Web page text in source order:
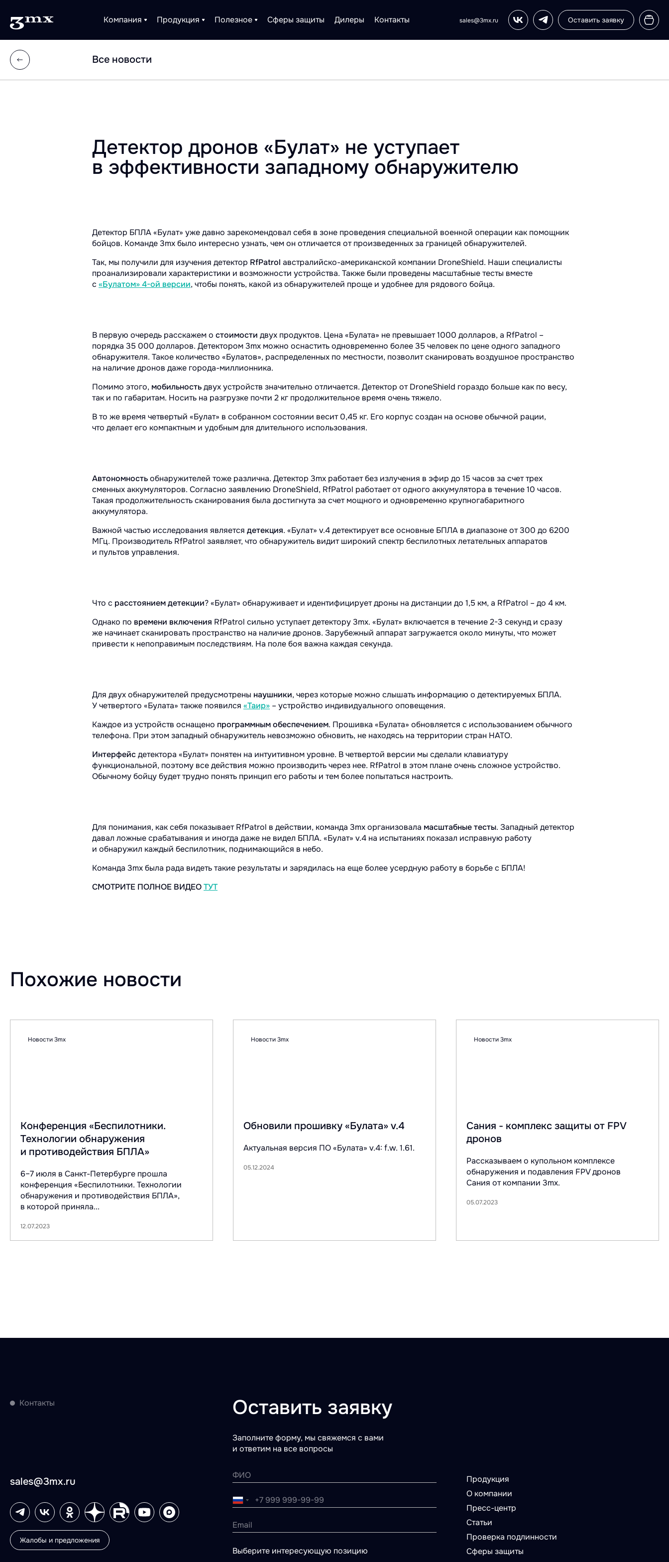
Компания Продукция Полезное Сферы защиты Дилеры Контакты sales@3mx.ru Оставить заявку
Все новости
Детектор дронов «Булат» не уступает
в эффективности западному обнаружителю
Детектор БПЛА «Булат» уже давно зарекомендовал себя в зоне проведения специальной военной операции как помощник
бойцов. Команде 3mx было интересно узнать, чем он отличается от произведенных за границей обнаружителей.
Так, мы получили для изучения детектор RfPatrol австралийско-американской компании DroneShield. Наши специалисты
проанализировали характеристики и возможности устройства. Также были проведены масштабные тесты вместе
с «Булатом» 4-ой версии, чтобы понять, какой из обнаружителей проще и удобнее для рядового бойца.
В первую очередь расскажем о стоимости двух продуктов. Цена «Булата» не превышает 1000 долларов, а RfPatrol –
порядка 35 000 долларов. Детектором 3mx можно оснастить одновременно более 35 человек по цене одного западного
обнаружителя. Такое количество «Булатов», распределенных по местности, позволит сканировать воздушное пространство
на наличие дронов даже города-миллионника.
Помимо этого, мобильностьдвух устройств значительно отличается. Детектор от DroneShield гораздо больше как по весу,
так и по габаритам. Носить на разгрузке почти 2 кг продолжительное время очень тяжело.
В то же время четвертый «Булат» в собранном состоянии весит 0,45 кг. Его корпус создан на основе обычной рации,
что делает его компактным и удобным для длительного использования.
Автономностьобнаружителей тоже различна. Детектор 3mx работает без излучения в эфир до 15 часов за счет трех
сменных аккумуляторов. Согласно заявлению DroneShield, RfPatrol работает от одного аккумулятора в течение 10 часов.
Такая продолжительность сканирования была достигнута за счет мощного и одновременно крупногабаритного
аккумулятора.
Важной частью исследования является детекция. «Булат» v.4 детектирует все основные БПЛА в диапазоне от 300 до 6200
МГц. Производитель RfPatrol заявляет, что обнаружитель видит широкий спектр беспилотных летательных аппаратов
и пультов управления.
Что с расстоянием детекции? «Булат» обнаруживает и идентифицирует дроны на дистанции до 1,5 км, а RfPatrol – до 4 км.
Однако по времени включения RfPatrol сильно уступает детектору 3mx. «Булат» включается в течение 2-3 секунд и сразу
же начинает сканировать пространство на наличие дронов. Зарубежный аппарат загружается около минуты, что может
привести к непоправимым последствиям. На поле боя важна каждая секунда.
Для двух обнаружителей предусмотрены наушники, через которые можно слышать информацию о детектируемых БПЛА.
У четвертого «Булата» также появился «Таир» – устройство индивидуального оповещения.
Каждое из устройств оснащено программным обеспечением. Прошивка «Булата» обновляется с использованием обычного
телефона. При этом западный обнаружитель невозможно обновить, не находясь на территории стран НАТО.
Интерфейсдетектора «Булат» понятен на интуитивном уровне. В четвертой версии мы сделали клавиатуру
функциональной, поэтому все действия можно производить через нее. RfPatrol в этом плане очень сложное устройство.
Обычному бойцу будет трудно понять принцип его работы и тем более попытаться настроить.
Для понимания, как себя показывает RfPatrol в действии, команда 3mx организовала масштабные тесты. Западный детектор
давал ложные срабатывания и иногда даже не видел БПЛА. «Булат» v.4 на испытаниях показал исправную работу
и обнаружил каждый беспилотник, поднимающийся в небо.
Команда 3mx была рада видеть такие результаты и зарядилась на еще более усердную работу в борьбе с БПЛА!
СМОТРИТЕ ПОЛНОЕ ВИДЕОТУТ
Похожие новости
Новости 3mx
Конференция «Беспилотники.
Технологии обнаружения
и противодействия БПЛА»
6–7 июля в Санкт-Петербурге прошла
конференция «Беспилотники. Технологии
обнаружения и противодействия БПЛА»,
в которой приняла...
12.07.2023
Новости 3mx
Обновили прошивку «Булата» v.4
Актуальная версия ПО «Булата» v.4: f.w. 1.61.
05.12.2024
Новости 3mx
Сания - комплекс защиты от FPV
дронов
Рассказываем о купольном комплексе
обнаружения и подавления FPV дронов
Сания от компании 3mx.
05.07.2023
Контакты
sales@3mx.ru
Жалобы и предложения
Оставить заявку
Заполните форму, мы свяжемся с вами
и ответим на все вопросы
Выберите интересующую позицию
Продукция
О компании
Пресс-центр
Статьи
Проверка подлинности
Сферы защиты